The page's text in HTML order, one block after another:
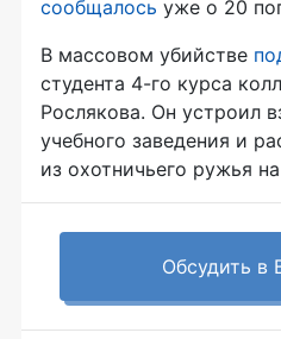
сообщалось уже о 20
В массовом убийстве
студента 4-го курса
Рослякова. Он устроил
учебного заведения и
из охотничьего ружья
Обсудить в